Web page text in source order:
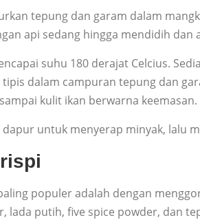
tepung dan garam dalam
api sedang hingga mendidih
suhu 180 derajat Celcius.
dalam campuran tepung dan
kulit ikan berwarna keemasan.
untuk menyerap minyak, lalu
populer adalah dengan
lada putih, five spice powder, dan